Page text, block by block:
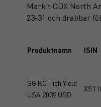
Markit CDX North
23-31 och drabbar
Produktnamn ISIN
SG KC High Yield
USA 2039 USD